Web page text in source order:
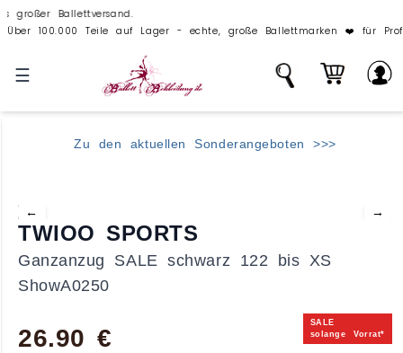
Ballettversand.
Teile auf Lager - echte, große Ballettmarken ❤️ für Profis und
☰
Zu den aktuellen Sonderangeboten >>>
← →
SALE
solange Vorrat*
TWIOO SPORTS
Ganzanzug SALE schwarz 122 bis XS
ShowA0250
26.90 €